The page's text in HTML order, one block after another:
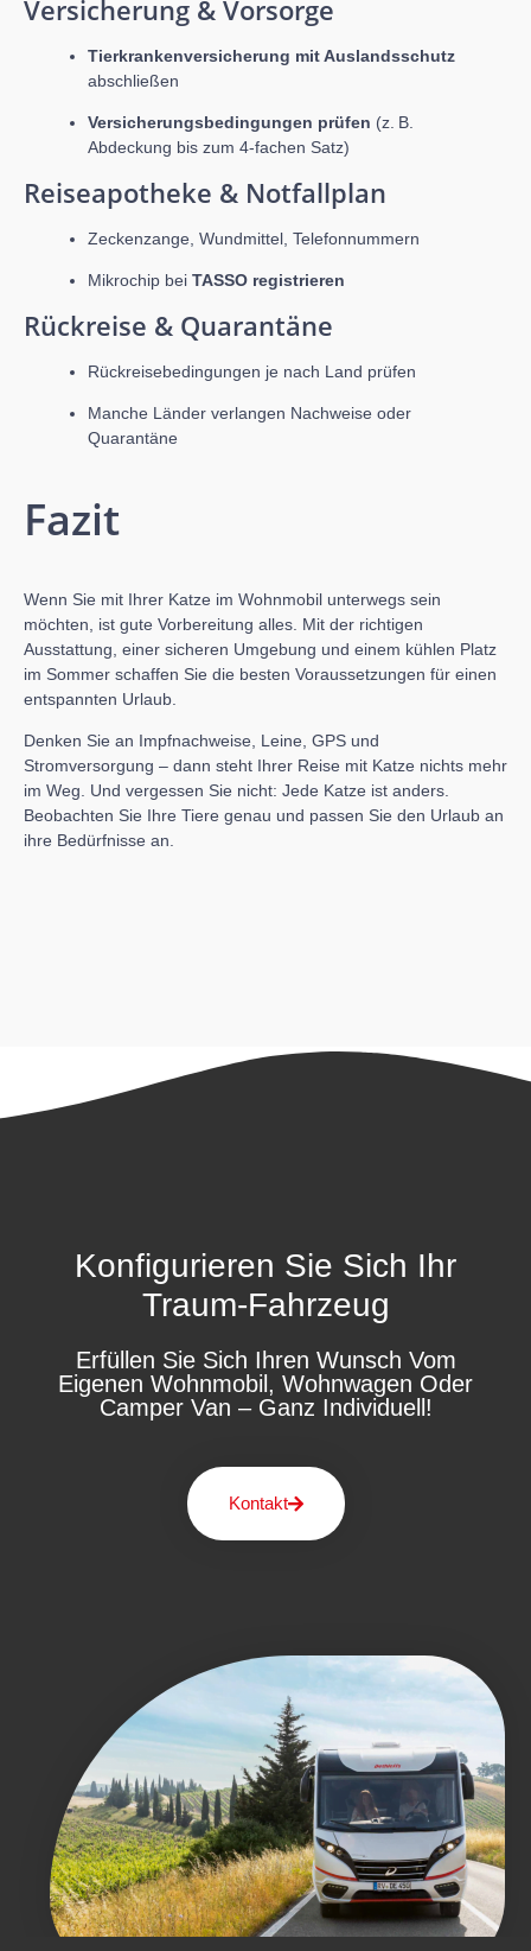
Versicherung & Vorsorge
Tierkrankenversicherung mit Auslandsschutz
abschließen
Versicherungsbedingungen prüfen (z. B.
Abdeckung bis zum 4-fachen Satz)
Reiseapotheke & Notfallplan
Zeckenzange, Wundmittel, Telefonnummern
Mikrochip bei TASSO registrieren
Rückreise & Quarantäne
Rückreisebedingungen je nach Land prüfen
Manche Länder verlangen Nachweise oder
Quarantäne
Fazit
Wenn Sie mit Ihrer Katze im Wohnmobil unterwegs sein
möchten, ist gute Vorbereitung alles. Mit der richtigen
Ausstattung, einer sicheren Umgebung und einem kühlen Platz
im Sommer schaffen Sie die besten Voraussetzungen für einen
entspannten Urlaub.
Denken Sie an Impfnachweise, Leine, GPS und
Stromversorgung – dann steht Ihrer Reise mit Katze nichts mehr
im Weg. Und vergessen Sie nicht: Jede Katze ist anders.
Beobachten Sie Ihre Tiere genau und passen Sie den Urlaub an
ihre Bedürfnisse an.
Konfigurieren Sie Sich Ihr
Traum-Fahrzeug
Erfüllen Sie Sich Ihren Wunsch Vom
Eigenen Wohnmobil, Wohnwagen Oder
Camper Van – Ganz Individuell!
Kontakt